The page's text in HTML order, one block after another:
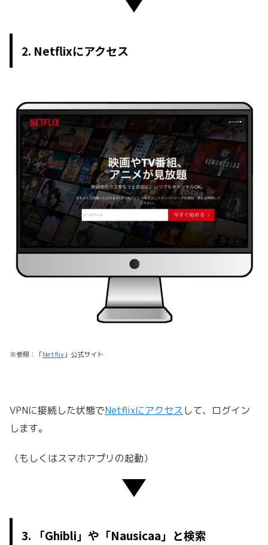
2. Netflixにアクセス
※参照：「Netflix」公式サイト
VPNに接続した状態でNetflixにアクセス して、ログイン
します。
（もしくはスマホアプリの起動）
3. 「Ghibli」や「Nausicaa」と検索